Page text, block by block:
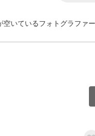
空いているフォトグラファ